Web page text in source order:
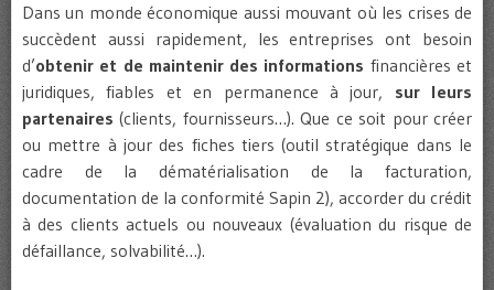
Dans un monde économique aussi mouvant où les crises de
succèdent aussi rapidement, les entreprises ont besoin
d’obtenir et de maintenir des informations financières et
juridiques, fiables et en permanence à jour, sur leurs
partenaires (clients, fournisseurs…). Que ce soit pour créer
ou mettre à jour des fiches tiers (outil stratégique dans le
cadre de la dématérialisation de la facturation,
documentation de la conformité Sapin 2), accorder du crédit
à des clients actuels ou nouveaux (évaluation du risque de
défaillance, solvabilité…).